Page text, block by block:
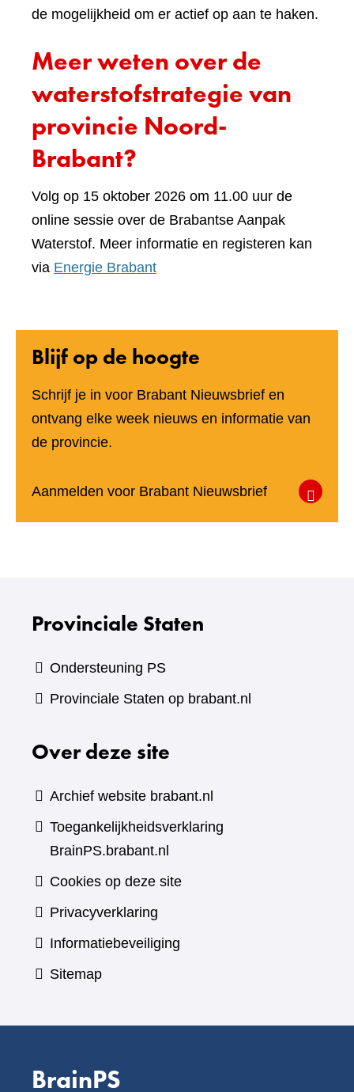
de mogelijkheid om er actief op aan te haken.
Meer weten over de
waterstofstrategie van
provincie Noord-
Brabant?
Volg op 15 oktober 2026 om 11.00 uur de
online sessie over de Brabantse Aanpak
Waterstof. Meer informatie en registeren kan
via Energie Brabant
Blijf op de hoogte
Schrijf je in voor Brabant Nieuwsbrief en
ontvang elke week nieuws en informatie van
de provincie.
Aanmelden voor Brabant Nieuwsbrief(verwijst
Provinciale Staten
Ondersteuning PS
Provinciale Staten op brabant.nl
Over deze site
Archief website brabant.nl
Toegankelijkheidsverklaring
BrainPS.brabant.nl
Cookies op deze site
Privacyverklaring
Informatiebeveiliging
Sitemap
BrainPS